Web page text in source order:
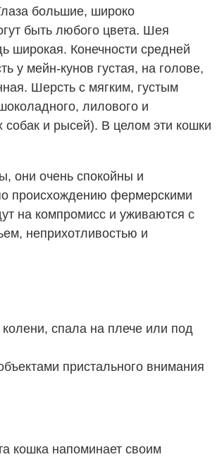
большие, широко
быть любого цвета. Шея
широкая. Конечности средней
мейн-кунов густая, на голове,
Шерсть с мягким, густым
лилового и
и рысей). В целом эти кошки
они очень спокойны и
происхождению фермерскими
на компромисс и уживаются с
неприхотливостью и
спала на плече или под
пристального внимания
кошка напоминает своим